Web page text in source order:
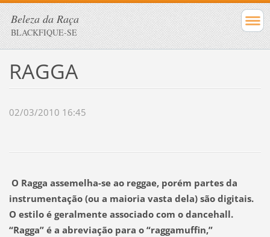
Beleza da Raça
BLACKFIQUE-SE
RAGGA
02/03/2010 16:45
O Ragga assemelha-se ao reggae, porém partes da
instrumentação (ou a maioria vasta dela) são digitais.
O estilo é geralmente associado com o dancehall.
“Ragga” é a abreviação para o “raggamuffin,”